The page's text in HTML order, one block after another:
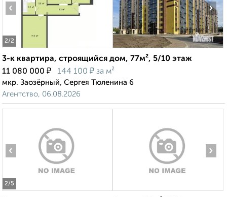
2/2
‹ ›
3-к квартира, строящийся дом, 77м², 5/10 этаж
11 080 000 ₽ 144 100 ₽ за м²
мкр. Заозёрный, Сергея Тюленина 6
Агентство, 06.08.2026
2/5
‹ ›